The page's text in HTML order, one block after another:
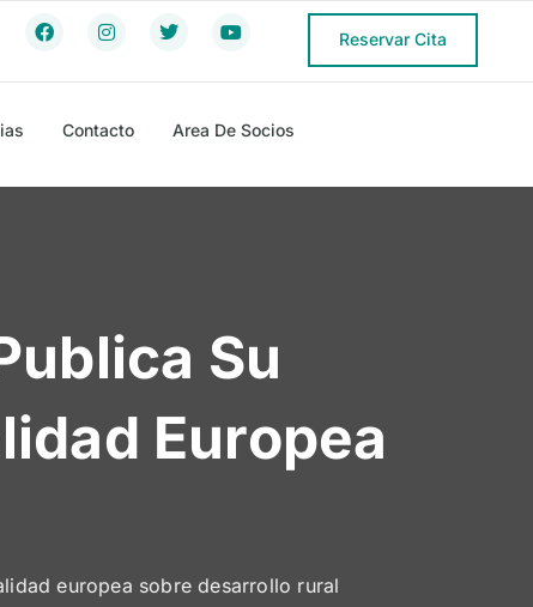
Reservar Cita
Contacto Area De Socios
Su
Europea
europea sobre desarrollo rural